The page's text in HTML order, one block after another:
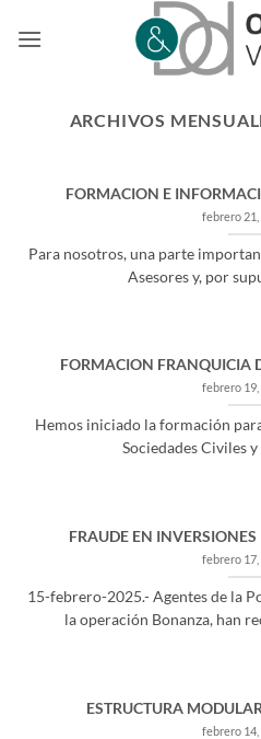
ARCHIVOS
FORMACION E
febrero 21,
Para nosotros, una parte
Asesores y, por
FORMACION FRANQUICIA
febrero 19,
Hemos iniciado la formación
Sociedades Civiles
FRAUDE EN
febrero 17,
15-febrero-2025.- Agentes de la
la operación Bonanza, han
ESTRUCTURA
febrero 14,